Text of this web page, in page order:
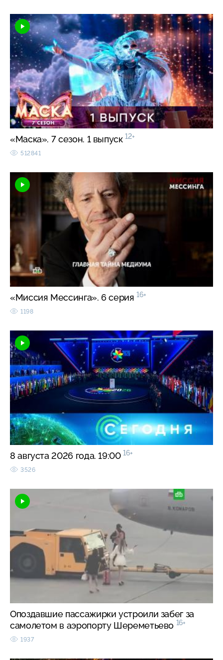
«Маска». 7 сезон. 1 выпуск 12+
512841
«Миссия Мессинга». 6 серия 16+
1198
8 августа 2026 года. 19:00 16+
3526
Опоздавшие пассажирки устроили забег за
самолетом в аэропорту Шереметьево 16+
1937